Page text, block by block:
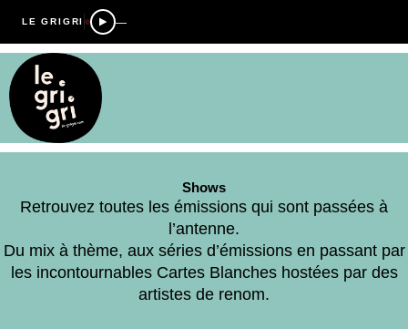
LE GRIGRI —
Shows
Retrouvez toutes les émissions qui sont passées à
l’antenne.
Du mix à thème, aux séries d’émissions en passant par
les incontournables Cartes Blanches hostées par des
artistes de renom.